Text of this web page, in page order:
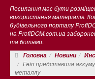
Посилання має бути
використання матеріалів.
будівельного порталу
на ProfiDOM.com.ua
та ботами.
Головна
Новини
Fein представила
металлу